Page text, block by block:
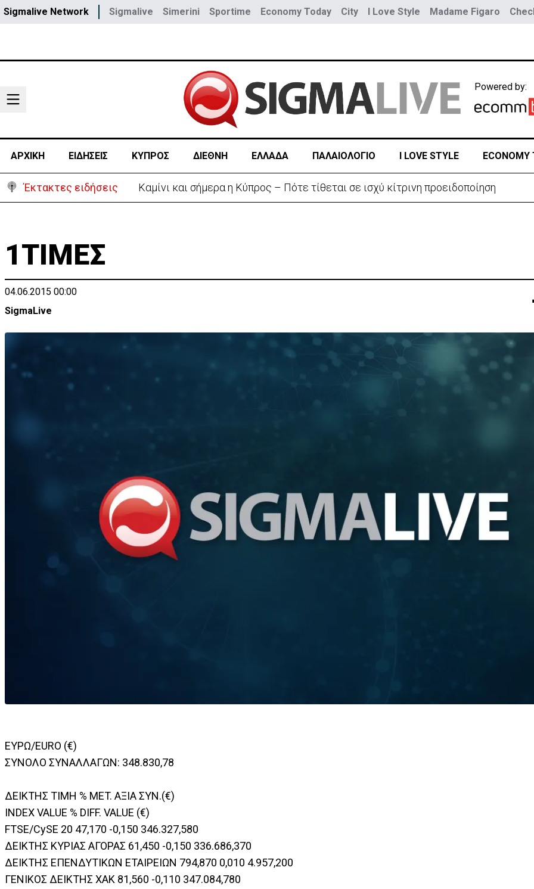
Sigmalive Network Sigmalive Simerini Sportime Economy Today City I Love Style Madame Figaro
Powered by:
ΑΡΧΙΚΗ ΕΙΔΗΣΕΙΣ ΚΥΠΡΟΣ ΔΙΕΘΝΗ ΕΛΛΑΔΑ ΠΑΛΑΙΟΛΟΓΙΟ I LOVE STYLE ECONOMY
Έκτακτες ειδήσεις Στα 275 δισ. το κόστος των νέων αμερικανικών θωρηκτών κλάσης «Τραμπ»
1ΤΙΜΕΣ
04.06.2015 00:00
SigmaLive
ΕΥΡΩ/EURO (€)
ΣΥΝΟΛΟ ΣΥΝΑΛΛΑΓΩΝ: 348.830,78
ΔΕΙΚΤΗΣ TIMH % MET. ΑΞΙΑ ΣΥΝ.(€)
INDEX VALUE % DIFF. VALUE (€)
FTSE/CySE 20 47,170 -0,150 346.327,580
ΔΕΙΚΤΗΣ ΚΥΡΙΑΣ ΑΓΟΡΑΣ 61,450 -0,150 336.686,370
ΔΕΙΚΤΗΣ ΕΠΕΝΔΥΤΙΚΩΝ ΕΤΑΙΡΕΙΩΝ 794,870 0,010 4.957,200
ΓΕΝΙΚΟΣ ΔΕΙΚΤΗΣ ΧΑΚ 81,560 -0,110 347.084,780